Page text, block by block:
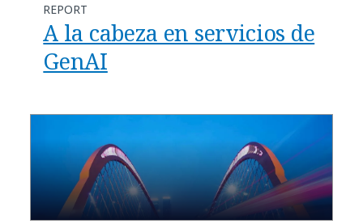
REPORT
A la cabeza en servicios de
GenAI